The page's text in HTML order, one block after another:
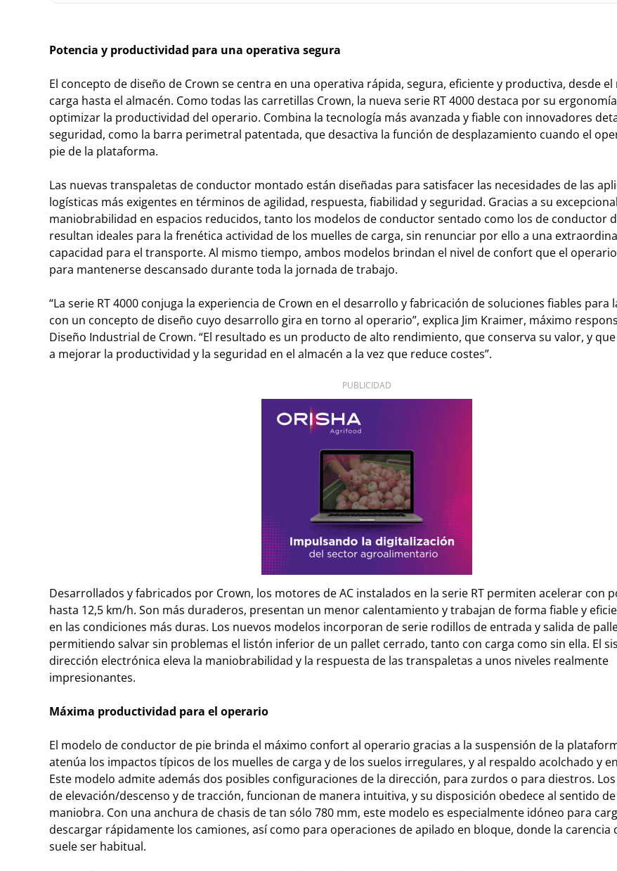
Potencia y productividad para una operativa segura
El concepto de diseño de Crown se centra en una operativa rápida, segura, eficiente y productiva, desde el
carga hasta el almacén. Como todas las carretillas Crown, la nueva serie RT 4000 destaca por su
optimizar la productividad del operario. Combina la tecnología más avanzada y fiable con innovadores
seguridad, como la barra perimetral patentada, que desactiva la función de desplazamiento cuando el
pie de la plataforma.
Las nuevas transpaletas de conductor montado están diseñadas para satisfacer las necesidades de las
logísticas más exigentes en términos de agilidad, respuesta, fiabilidad y seguridad. Gracias a su excepcional
maniobrabilidad en espacios reducidos, tanto los modelos de conductor sentado como los de conductor
resultan ideales para la frenética actividad de los muelles de carga, sin renunciar por ello a una
capacidad para el transporte. Al mismo tiempo, ambos modelos brindan el nivel de confort que el
para mantenerse descansado durante toda la jornada de trabajo.
“La serie RT 4000 conjuga la experiencia de Crown en el desarrollo y fabricación de soluciones fiables para
con un concepto de diseño cuyo desarrollo gira en torno al operario”, explica Jim Kraimer, máximo
Diseño Industrial de Crown. “El resultado es un producto de alto rendimiento, que conserva su valor, y
a mejorar la productividad y la seguridad en el almacén a la vez que reduce costes”.
PUBLICIDAD
Desarrollados y fabricados por Crown, los motores de AC instalados en la serie RT permiten acelerar con
hasta 12,5 km/h. Son más duraderos, presentan un menor calentamiento y trabajan de forma fiable y
en las condiciones más duras. Los nuevos modelos incorporan de serie rodillos de entrada y salida de
permitiendo salvar sin problemas el listón inferior de un pallet cerrado, tanto con carga como sin ella. El
dirección electrónica eleva la maniobrabilidad y la respuesta de las transpaletas a unos niveles realmente
impresionantes.
Máxima productividad para el operario
El modelo de conductor de pie brinda el máximo confort al operario gracias a la suspensión de la
atenúa los impactos típicos de los muelles de carga y de los suelos irregulares, y al respaldo acolchado y
Este modelo admite además dos posibles configuraciones de la dirección, para zurdos o para diestros.
de elevación/descenso y de tracción, funcionan de manera intuitiva, y su disposición obedece al sentido de
maniobra. Con una anchura de chasis de tan sólo 780 mm, este modelo es especialmente idóneo para
descargar rápidamente los camiones, así como para operaciones de apilado en bloque, donde la carencia
suele ser habitual.